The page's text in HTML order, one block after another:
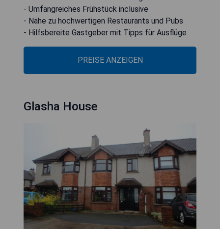
- Umfangreiches Frühstück inclusive
- Nähe zu hochwertigen Restaurants und Pubs
- Hilfsbereite Gastgeber mit Tipps für Ausflüge
PREISE ANZEIGEN
Glasha House